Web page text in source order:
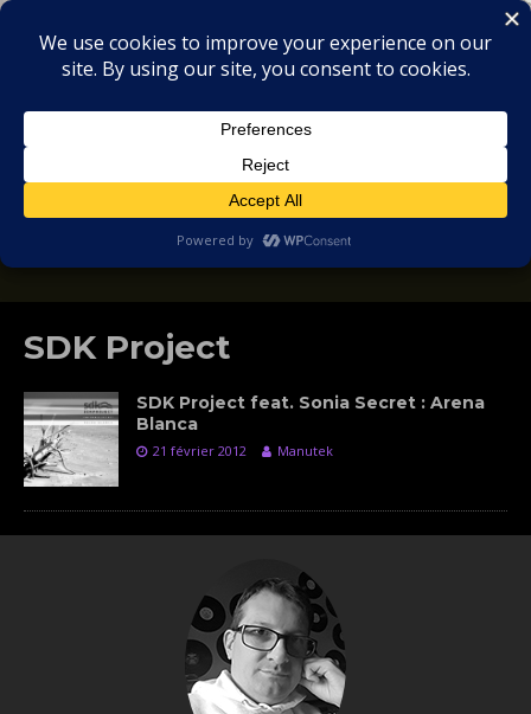
MIX
COLLECTORS
SOULFUL, DEEP HOUSE & GARAGE - MUSIC
SDK Project
SDK Project feat. Sonia Secret : Arena
Blanca
21 février 2012 Manutek